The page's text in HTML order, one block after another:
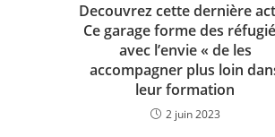
Decouvrez cette dernière
Ce garage forme des
avec l’envie « de les
accompagner plus loin
leur formation
2 juin 2023